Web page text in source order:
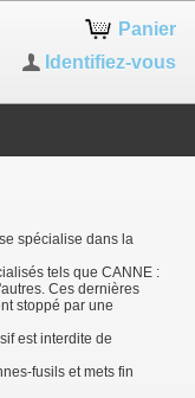
Panier
Identifiez-vous
spécialise dans la
tels que CANNE :
Ces dernières
stoppé par une
est interdite de
fusils et mets fin